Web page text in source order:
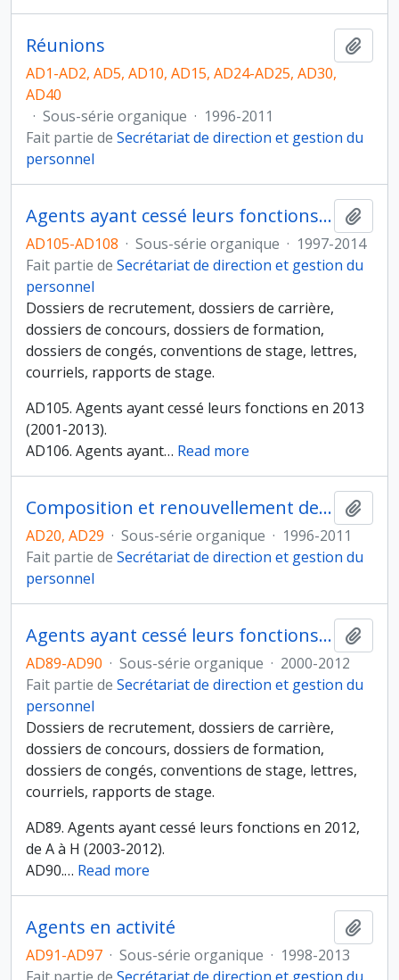
Réunions
AD1-AD2, AD5, AD10, AD15, AD24-AD25, AD30,
AD40
· Sous-série organique · 1996-2011
Fait partie de Secrétariat de direction et gestion du
personnel
Agents ayant cessé leurs fonctions à partir de 2013
AD105-AD108 · Sous-série organique · 1997-2014
Fait partie de Secrétariat de direction et gestion du
personnel
Dossiers de recrutement, dossiers de carrière,
dossiers de concours, dossiers de formation,
dossiers de congés, conventions de stage, lettres,
courriels, rapports de stage.
AD105. Agents ayant cessé leurs fonctions en 2013
(2001-2013).
AD106. Agents ayant… Read more
Composition et renouvellement des instances officielles
AD20, AD29 · Sous-série organique · 1996-2011
Fait partie de Secrétariat de direction et gestion du
personnel
Agents ayant cessé leurs fonctions de 2010 à 2012
AD89-AD90 · Sous-série organique · 2000-2012
Fait partie de Secrétariat de direction et gestion du
personnel
Dossiers de recrutement, dossiers de carrière,
dossiers de concours, dossiers de formation,
dossiers de congés, conventions de stage, lettres,
courriels, rapports de stage.
AD89. Agents ayant cessé leurs fonctions en 2012,
de A à H (2003-2012).
AD90.… Read more
Agents en activité
AD91-AD97 · Sous-série organique · 1998-2013